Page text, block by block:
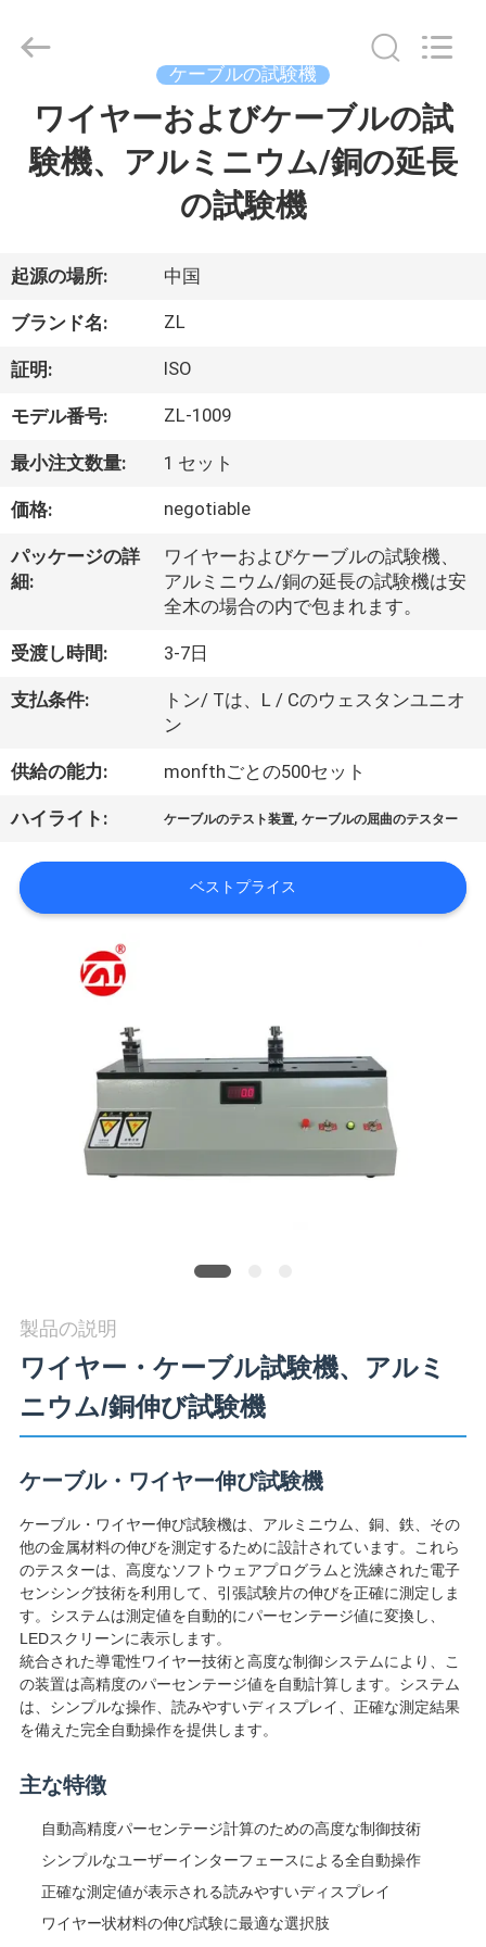
ダ
ク
ト
ビ
オ
達
に
い
て
工
私
達
に
連
絡
し
な
さ
い
ニ
ュ
Dongguan
Zhongli
Rights
Reserved.
ケーブルの試験機
ワイヤーおよびケーブルの試
験機、アルミニウム/銅の延長
の試験機
起源の場所: 中国
ブランド名: ZL
証明: ISO
モデル番号: ZL-1009
最小注文数量: 1 セット
価格: negotiable
パッケージの詳
細:
ワイヤーおよびケーブルの試験機、
アルミニウム/銅の延長の試験機は安
全木の場合の内で包まれます。
受渡し時間: 3-7日
支払条件:
トン/ Tは、L / Cのウェスタンユニオ
ン
供給の能力: monfthごとの500セット
ハイライト: ケーブルのテスト装置,ケーブルの屈曲のテスター
ベストプライス
製品の説明
ワイヤー・ケーブル試験機、アルミ
ニウム/銅伸び試験機
ケーブル・ワイヤー伸び試験機
ケーブル・ワイヤー伸び試験機は、アルミニウム、銅、鉄、その
他の金属材料の伸びを測定するために設計されています。これら
のテスターは、高度なソフトウェアプログラムと洗練された電子
センシング技術を利用して、引張試験片の伸びを正確に測定しま
す。システムは測定値を自動的にパーセンテージ値に変換し、
LEDスクリーンに表示します。
統合された導電性ワイヤー技術と高度な制御システムにより、こ
の装置は高精度のパーセンテージ値を自動計算します。システム
は、シンプルな操作、読みやすいディスプレイ、正確な測定結果
を備えた完全自動操作を提供します。
主な特徴
自動高精度パーセンテージ計算のための高度な制御技術
シンプルなユーザーインターフェースによる全自動操作
正確な測定値が表示される読みやすいディスプレイ
ワイヤー状材料の伸び試験に最適な選択肢